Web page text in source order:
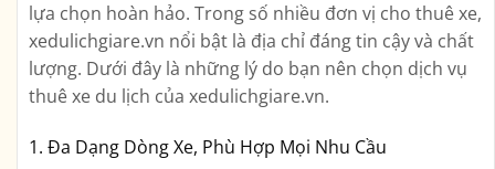
lựa chọn hoàn hảo. Trong số nhiều đơn vị cho thuê xe,
xedulichgiare.vn nổi bật là địa chỉ đáng tin cậy và chất
lượng. Dưới đây là những lý do bạn nên chọn dịch vụ
thuê xe du lịch của xedulichgiare.vn.
1. Đa Dạng Dòng Xe, Phù Hợp Mọi Nhu Cầu